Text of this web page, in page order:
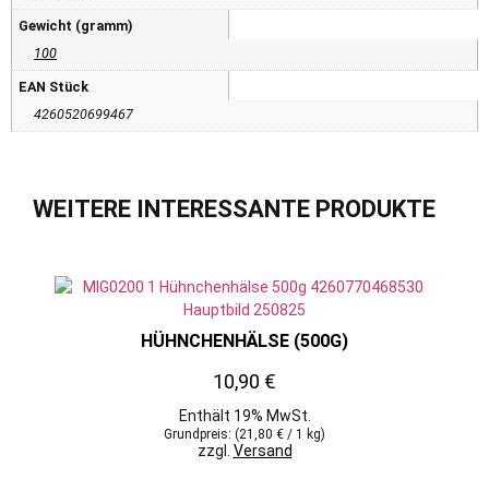
Gewicht (gramm)
100
EAN Stück
4260520699467
WEITERE INTERESSANTE PRODUKTE
HÜHNCHENHÄLSE (500G)
10,90 €
Enthält 19% MwSt.
Grundpreis: (21,80 € / 1 kg)
zzgl. Versand